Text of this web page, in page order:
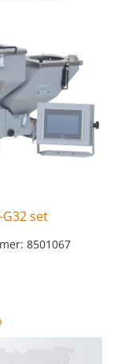
G32 set
8501067